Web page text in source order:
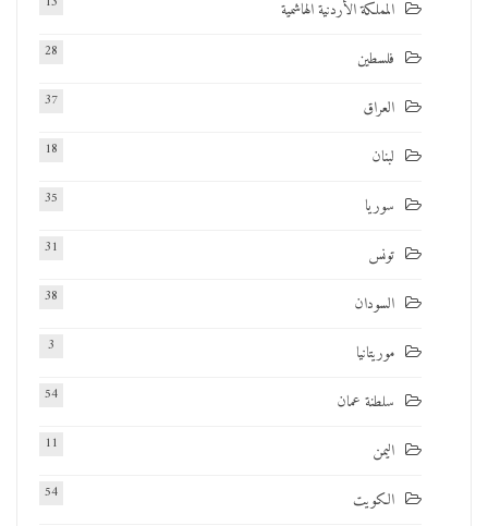
المملكة الأردنية الهاشمية
فلسطين 28
العراق 37
لبنان 18
سوريا 35
تونس 31
السودان 38
موريتانيا 3
سلطنة عمان 54
اليمن 11
الكويت 54